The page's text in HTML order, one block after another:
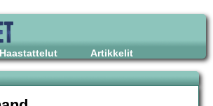
Haastattelut Artikkelit